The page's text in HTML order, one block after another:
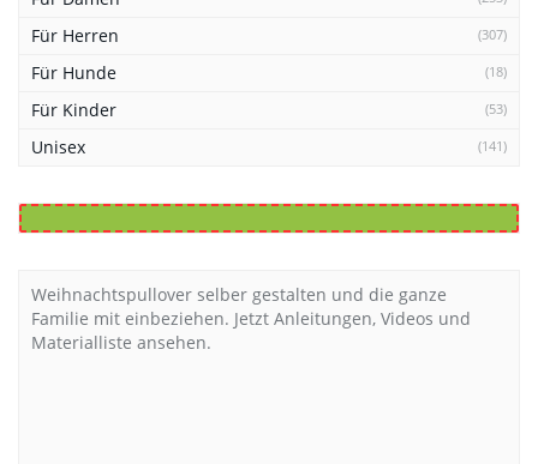
Für Herren (307)
Für Hunde (18)
Für Kinder (53)
Unisex (141)
Weihnachtspullover selber gestalten und die ganze
Familie mit einbeziehen. Jetzt Anleitungen, Videos und
Materialliste ansehen.